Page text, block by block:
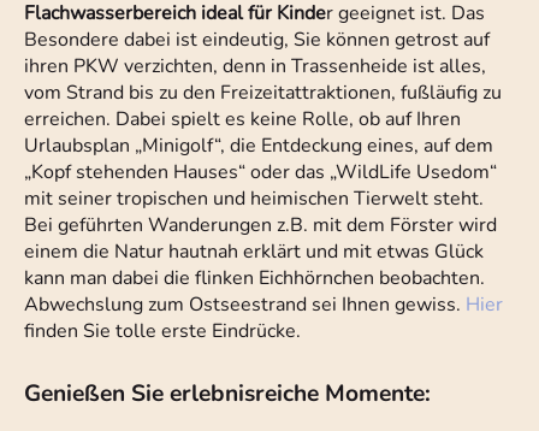
Flachwasserbereich ideal für Kinder geeignet ist. Das
Besondere dabei ist eindeutig, Sie können getrost auf
ihren PKW verzichten, denn in Trassenheide ist alles,
vom Strand bis zu den Freizeitattraktionen, fußläufig zu
erreichen. Dabei spielt es keine Rolle, ob auf Ihren
Urlaubsplan „Minigolf“, die Entdeckung eines, auf dem
„Kopf stehenden Hauses“ oder das „WildLife Usedom“
mit seiner tropischen und heimischen Tierwelt steht.
Bei geführten Wanderungen z.B. mit dem Förster wird
einem die Natur hautnah erklärt und mit etwas Glück
kann man dabei die flinken Eichhörnchen beobachten.
Abwechslung zum Ostseestrand sei Ihnen gewiss. Hier
finden Sie tolle erste Eindrücke.
Genießen Sie erlebnisreiche Momente: